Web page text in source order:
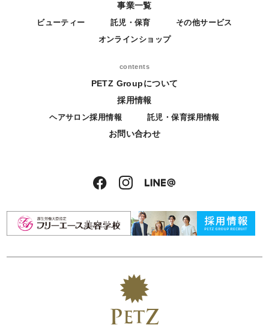
事業一覧
ビューティー 託児・保育
その他サービス
オンラインショップ
contents
PETZ Groupについて
採用情報
ヘアサロン採用情報 託児・保育採用情報
お問い合わせ